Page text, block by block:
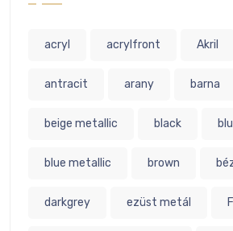
acryl acrylfront Akril
antracit arany barna
beige metallic black
blue metallic brown
darkgrey ezüst metál